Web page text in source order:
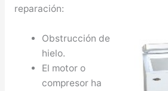
reparación:
Obstrucción de
hielo.
El motor o
compresor ha